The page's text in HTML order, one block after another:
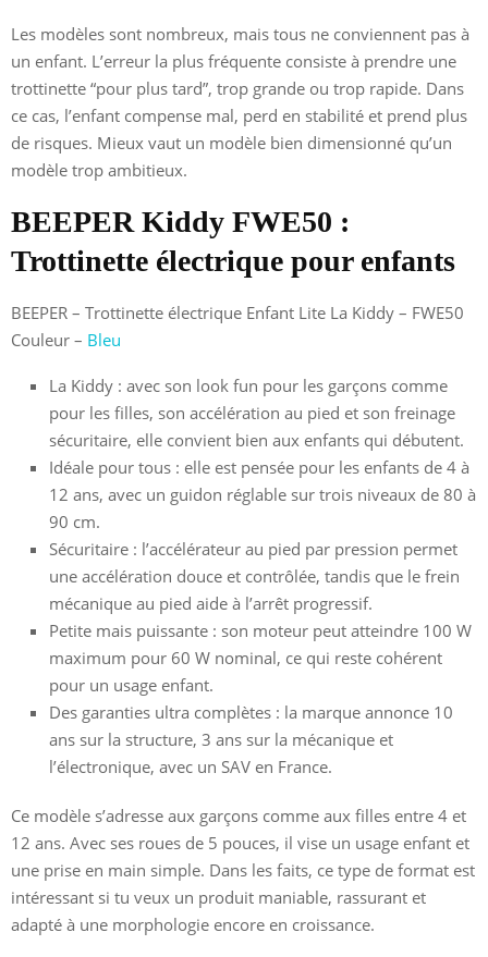
Les modèles sont nombreux, mais tous ne conviennent pas à
un enfant. L’erreur la plus fréquente consiste à prendre une
trottinette “pour plus tard”, trop grande ou trop rapide. Dans
ce cas, l’enfant compense mal, perd en stabilité et prend plus
de risques. Mieux vaut un modèle bien dimensionné qu’un
modèle trop ambitieux.
BEEPER Kiddy FWE50 :
Trottinette électrique pour enfants
BEEPER – Trottinette électrique Enfant Lite La Kiddy – FWE50
Couleur – Bleu
La Kiddy : avec son look fun pour les garçons comme
pour les filles, son accélération au pied et son freinage
sécuritaire, elle convient bien aux enfants qui débutent.
Idéale pour tous : elle est pensée pour les enfants de 4 à
12 ans, avec un guidon réglable sur trois niveaux de 80 à
90 cm.
Sécuritaire : l’accélérateur au pied par pression permet
une accélération douce et contrôlée, tandis que le frein
mécanique au pied aide à l’arrêt progressif.
Petite mais puissante : son moteur peut atteindre 100 W
maximum pour 60 W nominal, ce qui reste cohérent
pour un usage enfant.
Des garanties ultra complètes : la marque annonce 10
ans sur la structure, 3 ans sur la mécanique et
l’électronique, avec un SAV en France.
Ce modèle s’adresse aux garçons comme aux filles entre 4 et
12 ans. Avec ses roues de 5 pouces, il vise un usage enfant et
une prise en main simple. Dans les faits, ce type de format est
intéressant si tu veux un produit maniable, rassurant et
adapté à une morphologie encore en croissance.